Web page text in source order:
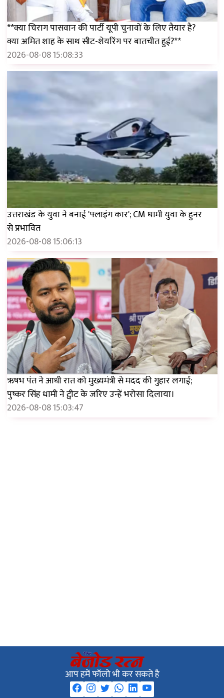
**क्या चिराग पासवान की पार्टी यूपी चुनावों के लिए तैयार है?
क्या अमित शाह के साथ सीट-शेयरिंग पर बातचीत हुई?**
2026-08-08 15:08:33
उत्तराखंड के युवा ने बनाई 'फ्लाइंग कार'; CM धामी युवा के हुनर ​​
से प्रभावित
2026-08-08 15:06:13
ऋषभ पंत ने आधी रात को मुख्यमंत्री से मदद की गुहार लगाई;
पुष्कर सिंह धामी ने ट्वीट के जरिए उन्हें भरोसा दिलाया।
2026-08-08 15:03:47
आप हमें फॉलो भी कर सकते है